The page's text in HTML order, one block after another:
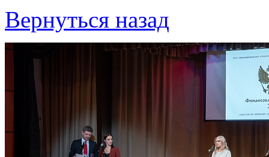
Вернуться назад